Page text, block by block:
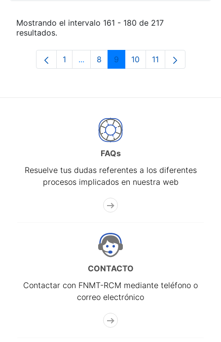
Mostrando el intervalo 161 - 180 de 217
resultados.
Página
1 ...Páginas intermedias Use TAB para
Página
8 Página
9 Página
10 Página
11
FAQs
Resuelve tus dudas referentes a los diferentes
procesos implicados en nuestra web
CONTACTO
Contactar con FNMT-RCM mediante teléfono o
correo electrónico